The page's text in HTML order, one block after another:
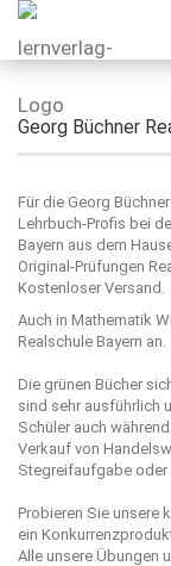
Georg Büchner
Für die Georg
Lehrbuch-Profis bei
Bayern aus dem
Original-Prüfungen
Kostenloser Versand.
Auch in Mathematik
Realschule Bayern an.
Die grünen Bücher
sind sehr ausführlich
Schüler auch
Verkauf von
Stegreifaufgabe
Probieren Sie unsere
ein
Alle unsere Übungen